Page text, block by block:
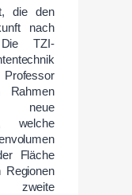
die den
nach
TZI-
Rahmen
neue
welche
Fläche
Regionen
zweite